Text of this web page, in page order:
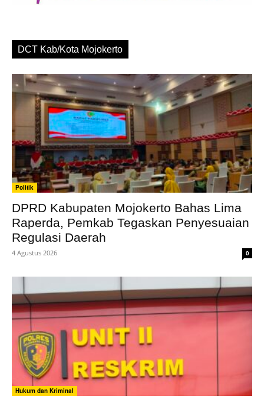
DCT Kab/Kota Mojokerto
Politik
DPRD Kabupaten Mojokerto Bahas Lima
Raperda, Pemkab Tegaskan Penyesuaian
Regulasi Daerah
4 Agustus 2026 0
Hukum dan Kriminal